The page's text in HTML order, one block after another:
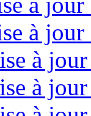
à jour
à
à